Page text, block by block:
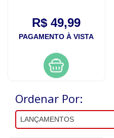
R$ 49,99
PAGAMENTO À VISTA
Ordenar Por: